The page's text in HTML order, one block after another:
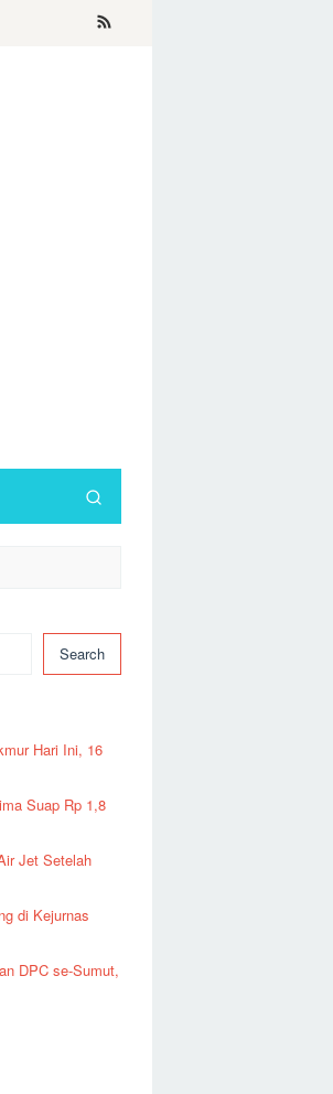
Search
Hari Ini, 16
Suap Rp 1,8
Jet Setelah
di Kejurnas
DPC se-Sumut,